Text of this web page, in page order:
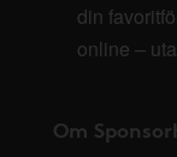
din
online –
Om